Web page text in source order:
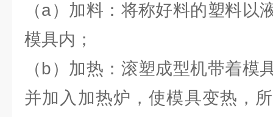
（a）加料：将称好料的塑料以
模具内；
（b）加热：滚塑成型机带着模
并加入加热炉，使模具变热，